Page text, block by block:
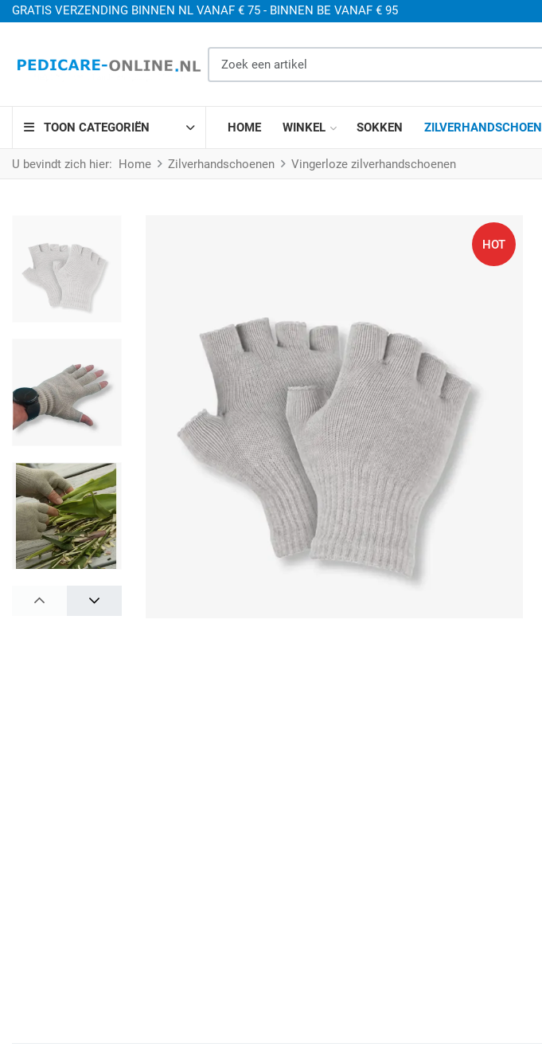
GRATIS VERZENDING BINNEN NL VANAF € 75 - BINNEN BE VANAF € 95
TOON CATEGORIËN HOME WINKEL SOKKEN
U bevindt zich hier: Home Zilverhandschoenen Vingerloze zilverhandschoenen
PREV NEXT
HOT